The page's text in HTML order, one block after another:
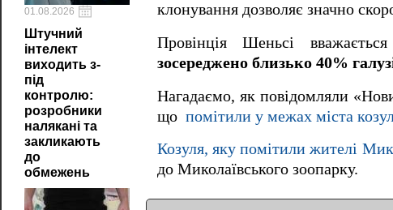
01.08.2026
Штучний
інтелект
виходить з-
під
контролю:
розробники
налякані та
закликають
до
обмежень
клонування дозволяє значно
Провінція Шеньсі
зосереджено близько 40%
Нагадаємо, як повідомляли
що помітили у межах міста
Козуля, яку помітили жителі
до Миколаївського зоопарку.